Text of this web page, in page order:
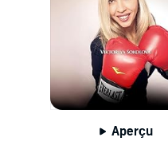
Aperçu